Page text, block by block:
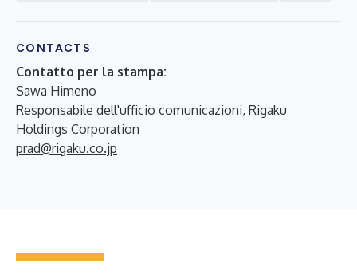
CONTACTS
Contatto per la stampa:
Sawa Himeno
Responsabile dell'ufficio comunicazioni, Rigaku
Holdings Corporation
prad@rigaku.co.jp